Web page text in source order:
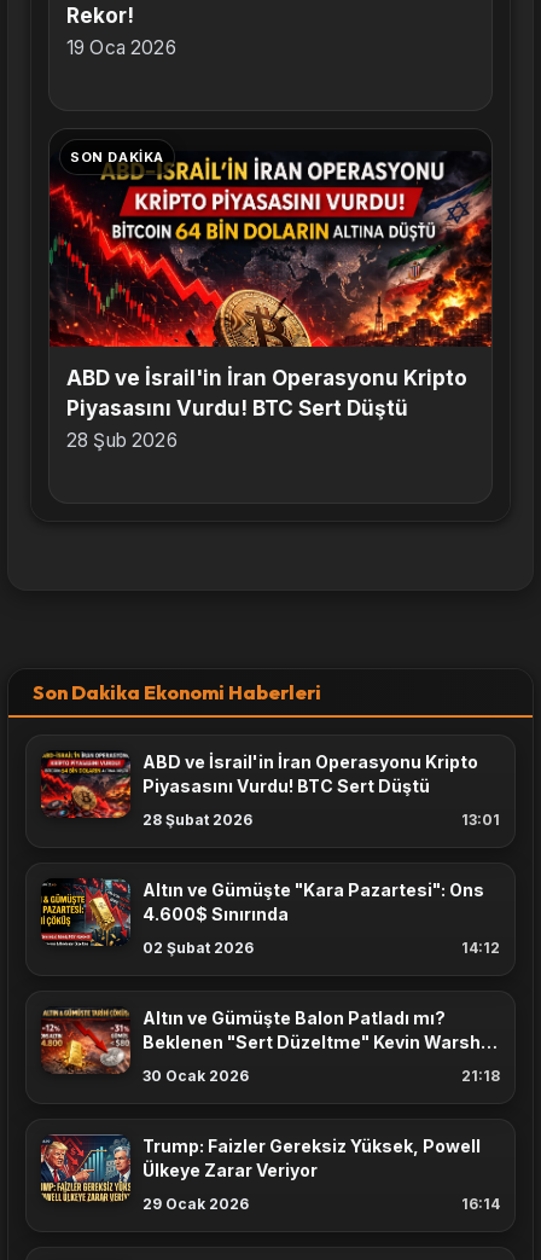
Rekor!
19 Oca 2026
SON DAKIKA
ABD ve İsrail'in İran Operasyonu Kripto
Piyasasını Vurdu! BTC Sert Düştü
28 Şub 2026
Son Dakika Ekonomi Haberleri
ABD ve İsrail'in İran Operasyonu Kripto
Piyasasını Vurdu! BTC Sert Düştü
28 Şubat 2026 13:01
Altın ve Gümüşte "Kara Pazartesi": Ons
4.600$ Sınırında
02 Şubat 2026 14:12
Altın ve Gümüşte Balon Patladı mı?
Beklenen "Sert Düzeltme" Kevin Warsh
Haberiyle Geldi
30 Ocak 2026 21:18
Trump: Faizler Gereksiz Yüksek, Powell
Ülkeye Zarar Veriyor
29 Ocak 2026 16:14